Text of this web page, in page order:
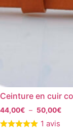
Ceinture en cuir
44,00€ – 50,00€
1 avis